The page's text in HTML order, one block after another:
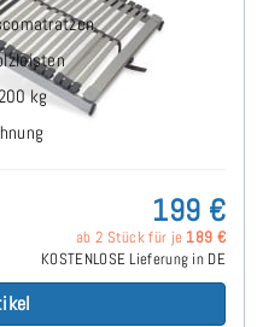
kg
199 €
ab 2 Stück für je 189 €
KOSTENLOSE Lieferung in DE